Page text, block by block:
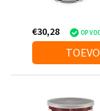
€30,28 OP